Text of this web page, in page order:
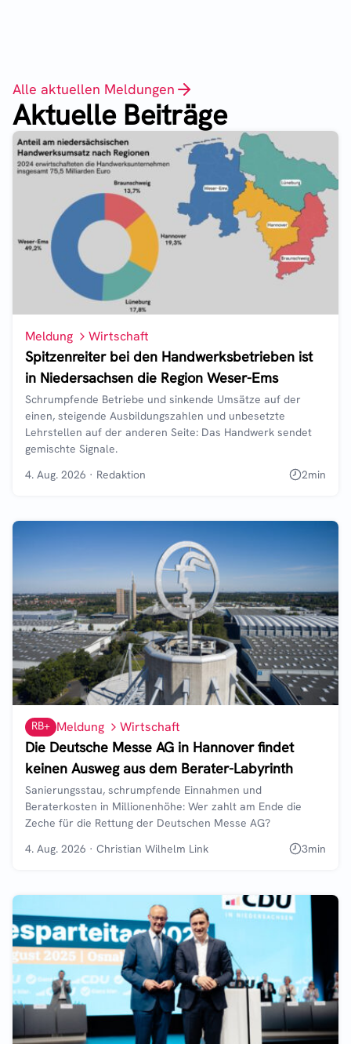
Alle aktuellen Meldungen
Aktuelle Beiträge
Meldung Wirtschaft
Spitzenreiter bei den Handwerksbetrieben ist
in Niedersachsen die Region Weser-Ems
Schrumpfende Betriebe und sinkende Umsätze auf der
einen, steigende Ausbildungszahlen und unbesetzte
Lehrstellen auf der anderen Seite: Das Handwerk sendet
gemischte Signale.
4. Aug. 2026 · Redaktion 2min
RB+ Meldung Wirtschaft
Die Deutsche Messe AG in Hannover findet
keinen Ausweg aus dem Berater-Labyrinth
Sanierungsstau, schrumpfende Einnahmen und
Beraterkosten in Millionenhöhe: Wer zahlt am Ende die
Zeche für die Rettung der Deutschen Messe AG?
4. Aug. 2026 · Christian Wilhelm Link 3min